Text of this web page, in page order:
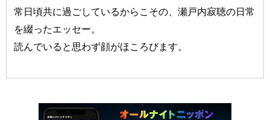
常日頃共に過ごしているからこその、瀬戸内寂聴の日常
を綴ったエッセー。
読んでいると思わず顔がほころびます。